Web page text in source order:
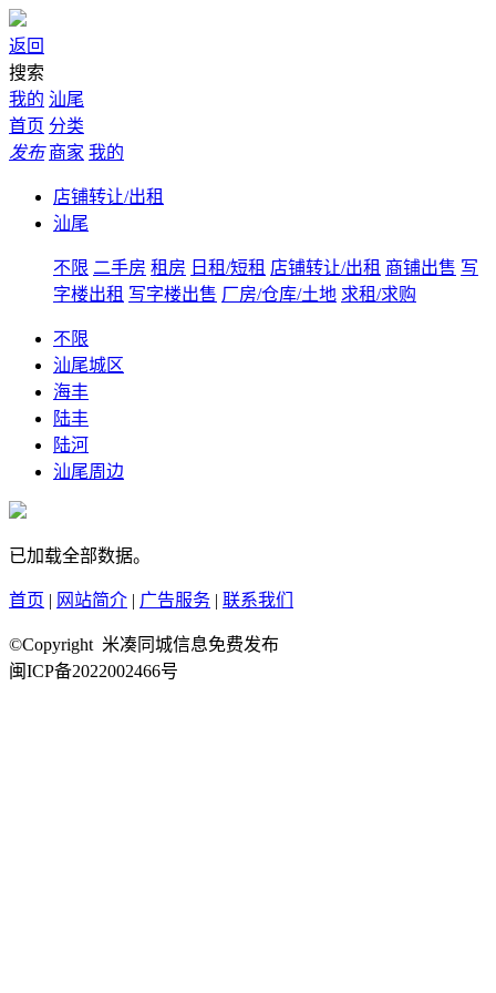
返回
搜索
我的 汕尾
首页 分类
发布 商家 我的
店铺转让/出租
汕尾
不限 二手房 租房 日租/短租 店铺转让/出租 商铺出售 写
字楼出租 写字楼出售 厂房/仓库/土地 求租/求购
不限
汕尾城区
海丰
陆丰
陆河
汕尾周边
已加载全部数据。
首页 | 网站简介 | 广告服务 | 联系我们
©Copyright 米凑同城信息免费发布
闽ICP备2022002466号